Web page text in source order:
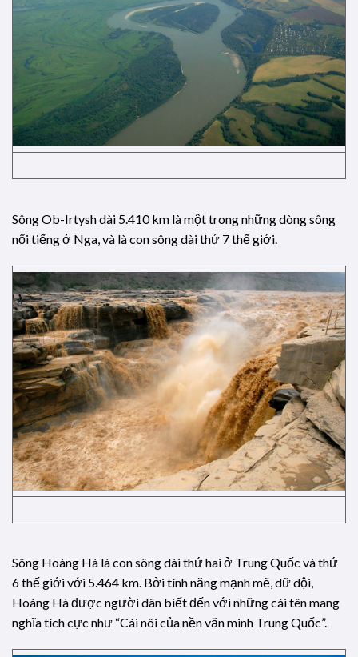
Sông Ob-Irtysh dài 5.410 km là một trong những dòng sông
nổi tiếng ở Nga, và là con sông dài thứ 7 thế giới.
Sông Hoàng Hà là con sông dài thứ hai ở Trung Quốc và thứ
6 thế giới với 5.464 km. Bởi tính năng mạnh mẽ, dữ dội,
Hoàng Hà được người dân biết đến với những cái tên mang
nghĩa tích cực như “Cái nôi của nền văn minh Trung Quốc”.